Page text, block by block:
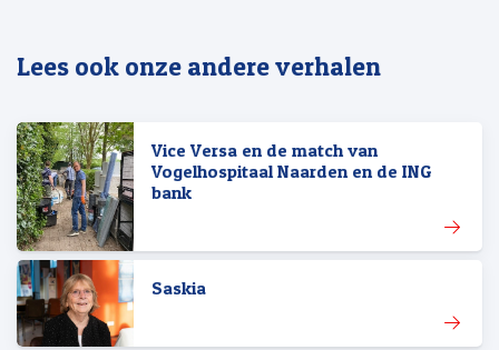
Lees ook onze andere verhalen
Vice Versa en de match van
Vogelhospitaal Naarden en de ING
bank
Saskia